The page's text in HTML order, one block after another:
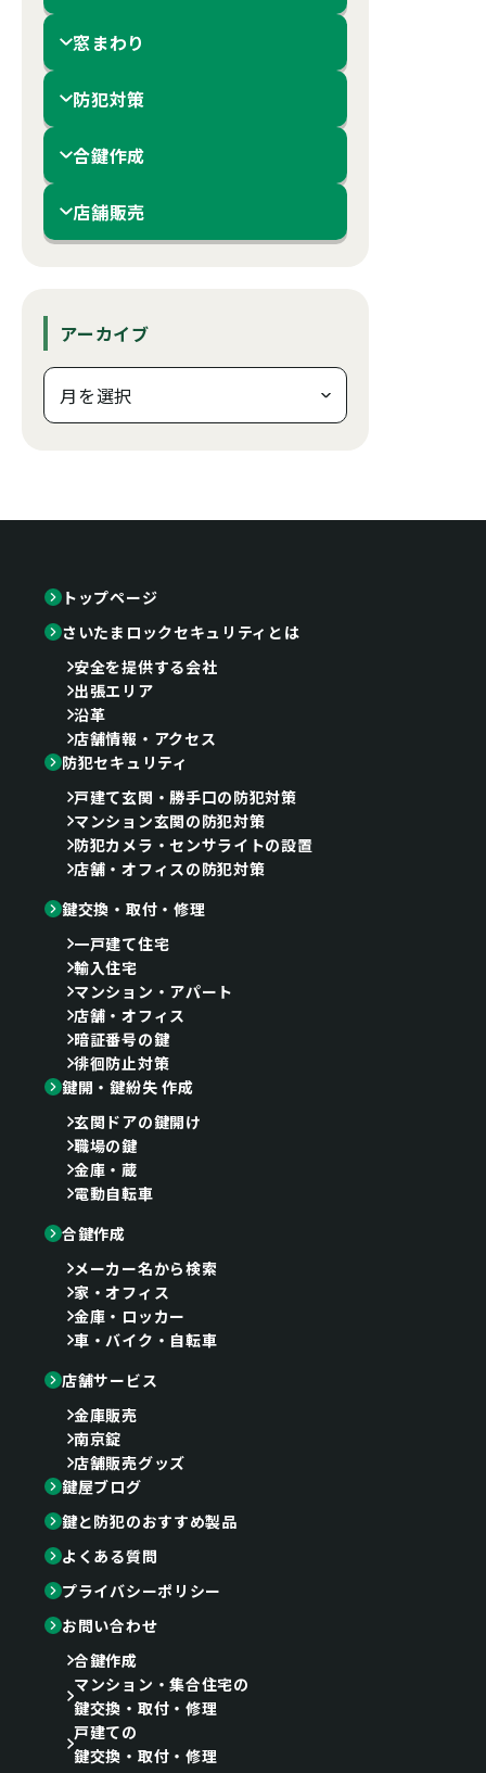
窓まわり
防犯対策
合鍵作成
店舗販売
アーカイブ
トップページ
さいたまロックセキュリティとは
安全を提供する会社
出張エリア
沿革
店舗情報・アクセス
防犯セキュリティ
戸建て玄関・勝手口の防犯対策
マンション玄関の防犯対策
防犯カメラ・センサライトの設置
店舗・オフィスの防犯対策
鍵交換・取付・修理
一戸建て住宅
輸入住宅
マンション・アパート
店舗・オフィス
暗証番号の鍵
徘徊防止対策
鍵開・鍵紛失 作成
玄関ドアの鍵開け
職場の鍵
金庫・蔵
電動自転車
合鍵作成
メーカー名から検索
家・オフィス
金庫・ロッカー
車・バイク・自転車
店舗サービス
金庫販売
南京錠
店舗販売グッズ
鍵屋ブログ
鍵と防犯のおすすめ製品
よくある質問
プライバシーポリシー
お問い合わせ
合鍵作成
マンション・集合住宅の
鍵交換・取付・修理
戸建ての
鍵交換・取付・修理